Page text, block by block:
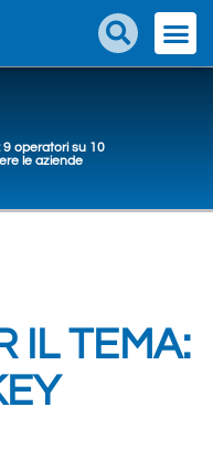
9 operatori su 10
le aziende
IL TEMA: